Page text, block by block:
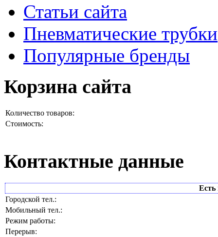
Статьи сайта
Пневматические трубки
Популярные бренды
Корзина сайта
Количество товаров:
Стоимость:
Контактные данные
Есть
Городской тел.:
Мобильный тел.:
Режим работы:
Перерыв: